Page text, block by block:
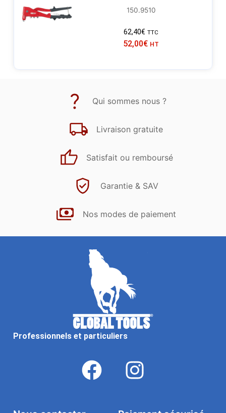
150.9510
62,40€ TTC
52,00€ HT
Qui sommes nous ?
Livraison gratuite
Satisfait ou remboursé
Garantie & SAV
Nos modes de paiement
Professionnels et particuliers